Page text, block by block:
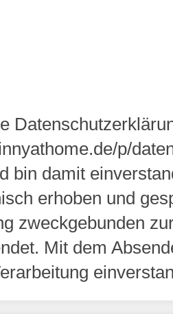
p/
bin damit
erhoben und
zweckgebunden
Mit dem